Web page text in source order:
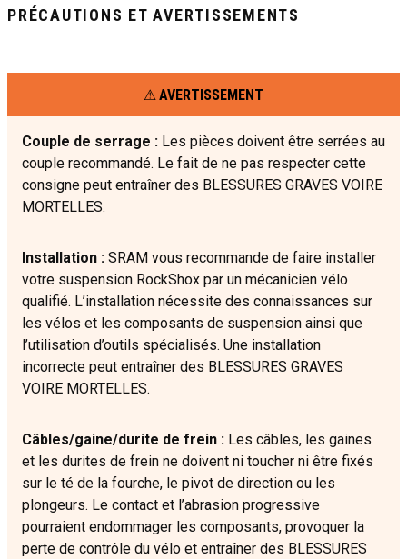
PRÉCAUTIONS ET AVERTISSEMENTS
AVERTISSEMENT
Couple de serrage : Les pièces doivent être serrées au
couple recommandé. Le fait de ne pas respecter cette
consigne peut entraîner des BLESSURES GRAVES VOIRE
MORTELLES.
Installation : SRAM vous recommande de faire installer
votre suspension RockShox par un mécanicien vélo
qualifié. L’installation nécessite des connaissances sur
les vélos et les composants de suspension ainsi que
l’utilisation d’outils spécialisés. Une installation
incorrecte peut entraîner des BLESSURES GRAVES
VOIRE MORTELLES.
Câbles/gaine/durite de frein : Les câbles, les gaines
et les durites de frein ne doivent ni toucher ni être fixés
sur le té de la fourche, le pivot de direction ou les
plongeurs. Le contact et l’abrasion progressive
pourraient endommager les composants, provoquer la
perte de contrôle du vélo et entraîner des BLESSURES